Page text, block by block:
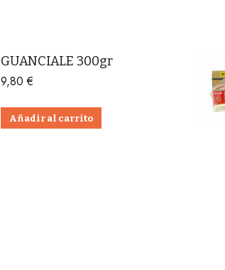
GUANCIALE 300gr
9,80€
Añadir al carrito